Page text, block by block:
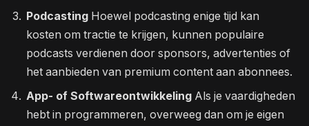
Podcasting Hoewel podcasting enige tijd kan
kosten om tractie te krijgen, kunnen populaire
podcasts verdienen door sponsors, advertenties of
het aanbieden van premium content aan abonnees.
App- of Softwareontwikkeling Als je vaardigheden
hebt in programmeren, overweeg dan om je eigen